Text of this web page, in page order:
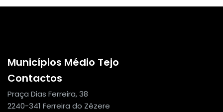
Municípios Médio Tejo
Contactos
Praça Dias Ferreira, 38
2240-341 Ferreira do Zêzere